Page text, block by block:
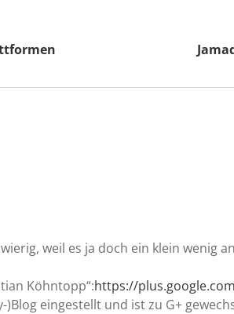
weil es ja doch ein klein wenig
Köhntopp“:https://
)Blog eingestellt und ist zu G+